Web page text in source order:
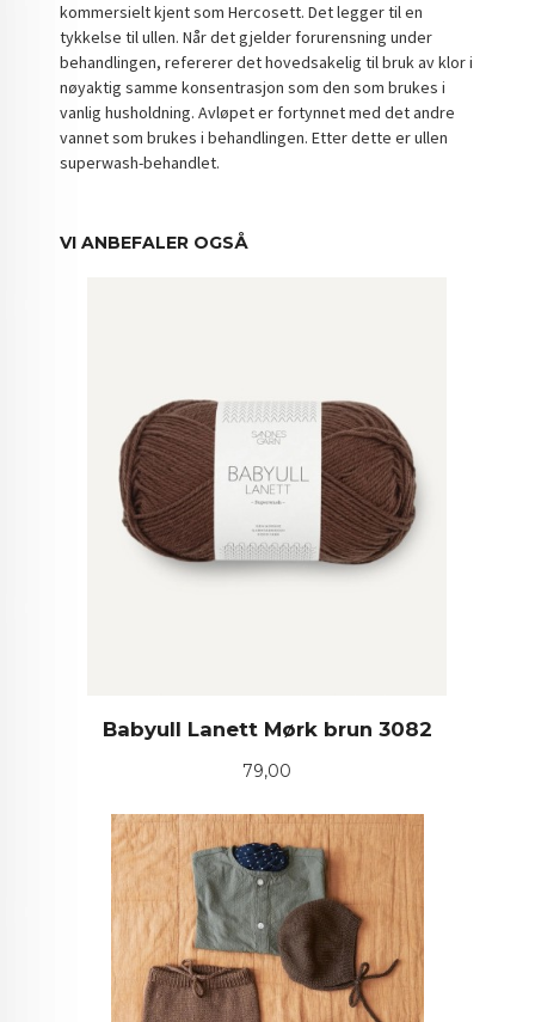
kommersielt kjent som Hercosett. Det legger til en
tykkelse til ullen. Når det gjelder forurensning under
behandlingen, refererer det hovedsakelig til bruk av klor i
nøyaktig samme konsentrasjon som den som brukes i
vanlig husholdning. Avløpet er fortynnet med det andre
vannet som brukes i behandlingen. Etter dette er ullen
superwash-behandlet.
VI ANBEFALER OGSÅ
Babyull Lanett Mørk brun 3082
Pris
79,00